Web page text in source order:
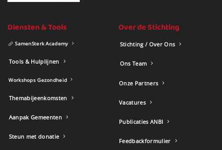
Diensten & Tools
SamenSterk Academy
Tools & Hulplijnen
Workshops Gezondheid
Themabijeenkomsten
Aanpak Gemeenten
Steun met donatie
Over de Stichting
Stichting / Over Ons
Ons Team
Onze Partners
Vacatures
Publicaties ANBI
Feedbackformulier